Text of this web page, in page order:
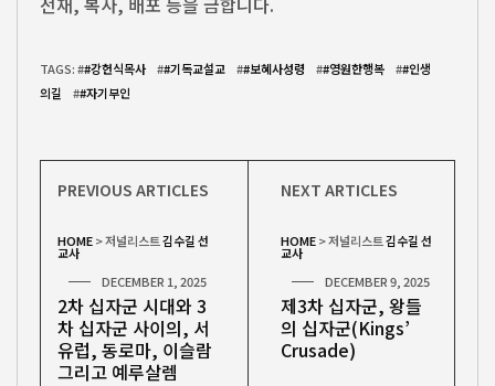
TAGS: ##강헌식목사 ##기독교설교 ##보혜사성령 ##영원한행복 ##인생
의길
##자기부인
PREVIOUS ARTICLES
HOME>저널리스트김수길 선
교사
DECEMBER 1, 2025
2차 십자군 시대와 3
차 십자군 사이의, 서
유럽, 동로마, 이슬람
그리고 예루살렘
NEXT ARTICLES
HOME>저널리스트김수길 선
교사
DECEMBER 9, 2025
제3차 십자군, 왕들
의 십자군(Kings’
Crusade)